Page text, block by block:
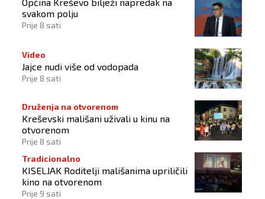
svakom polju
Prije 8 sati
Video
Jajce nudi više od vodopada
Prije 8 sati
Druženja na otvorenom
Kreševski mališani uživali u kinu na
otvorenom
Prije 8 sati
Tradicionalno
KISELJAK Roditelji mališanima upriličili
kino na otvorenom
Prije 9 sati